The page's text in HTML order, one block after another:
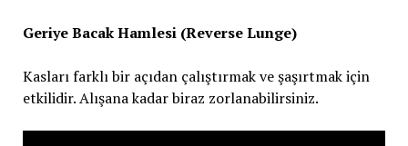
Geriye Bacak Hamlesi (Reverse Lunge)
Kasları farklı bir açıdan çalıştırmak ve şaşırtmak için
etkilidir. Alışana kadar biraz zorlanabilirsiniz.